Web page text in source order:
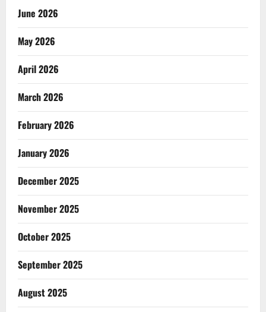
June 2026
May 2026
April 2026
March 2026
February 2026
January 2026
December 2025
November 2025
October 2025
September 2025
August 2025